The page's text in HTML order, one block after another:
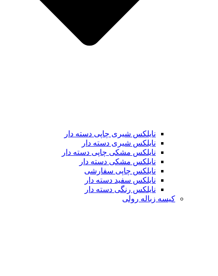
نایلکس شیری چاپی دسته دار
نایلکس شیری دسته دار
نایلکس مشکی چاپی دسته دار
نایلکس مشکی دسته دار
نایلکس چاپی سفارشی
نایلکس سفید دسته دار
نایلکس رنگی دسته دار
کیسه زباله رولی